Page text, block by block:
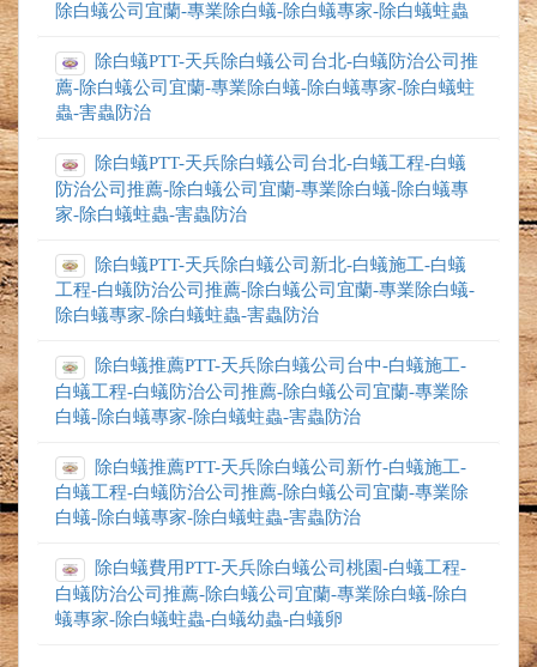
除白蟻公司宜蘭-專業除白蟻-除白蟻專家-除白蟻蛀蟲
除白蟻PTT-天兵除白蟻公司台北-白蟻防治公司推
薦-除白蟻公司宜蘭-專業除白蟻-除白蟻專家-除白蟻蛀
蟲-害蟲防治
除白蟻PTT-天兵除白蟻公司台北-白蟻工程-白蟻
防治公司推薦-除白蟻公司宜蘭-專業除白蟻-除白蟻專
家-除白蟻蛀蟲-害蟲防治
除白蟻PTT-天兵除白蟻公司新北-白蟻施工-白蟻
工程-白蟻防治公司推薦-除白蟻公司宜蘭-專業除白蟻-
除白蟻專家-除白蟻蛀蟲-害蟲防治
除白蟻推薦PTT-天兵除白蟻公司台中-白蟻施工-
白蟻工程-白蟻防治公司推薦-除白蟻公司宜蘭-專業除
白蟻-除白蟻專家-除白蟻蛀蟲-害蟲防治
除白蟻推薦PTT-天兵除白蟻公司新竹-白蟻施工-
白蟻工程-白蟻防治公司推薦-除白蟻公司宜蘭-專業除
白蟻-除白蟻專家-除白蟻蛀蟲-害蟲防治
除白蟻費用PTT-天兵除白蟻公司桃園-白蟻工程-
白蟻防治公司推薦-除白蟻公司宜蘭-專業除白蟻-除白
蟻專家-除白蟻蛀蟲-白蟻幼蟲-白蟻卵